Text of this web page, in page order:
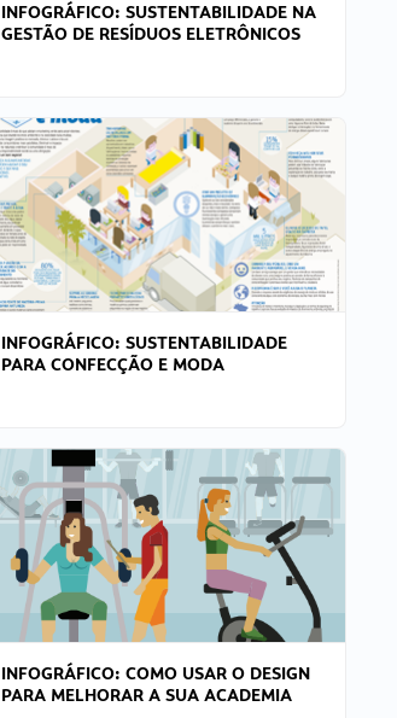
INFOGRÁFICO: SUSTENTABILIDADE NA
GESTÃO DE RESÍDUOS ELETRÔNICOS
INFOGRÁFICO: SUSTENTABILIDADE
PARA CONFECÇÃO E MODA
INFOGRÁFICO: COMO USAR O DESIGN
PARA MELHORAR A SUA ACADEMIA